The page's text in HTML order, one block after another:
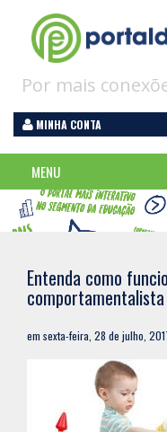
Por mais
MINHA CONTA
MENU
Entenda como
comportamentalista
em sexta-feira, 28 de julho,